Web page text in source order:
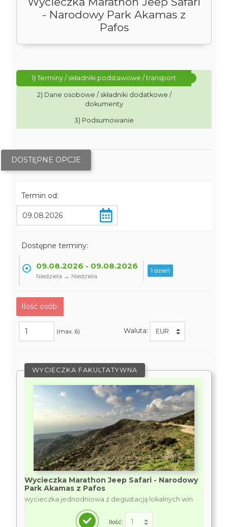
- Narodowy Park Akamas z
Pafos
1) Terminy / składniki podstawowe / transport
2) Dane osobowe / składniki dodatkowe /
dokumenty
3) Podsumowanie
DOSTĘPNE OPCJE
Termin od:
Dostępne terminy:
09.08.2026 - 09.08.2026
Niedziela → Niedziela
1 dzień
Ilość osób:
(max. 6) Waluta:
WYCIECZKA FAKULTATYWNA
Wycieczka Marathon Jeep Safari - Narodowy
Park Akamas z Pafos
wycieczka jednodniowa z degustacją lokalnych win
Ilość: